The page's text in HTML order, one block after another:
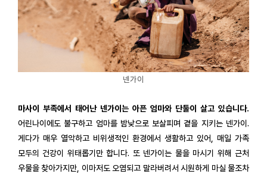
넨가이
마사이 부족에서 태어난 넨가이는 아픈 엄마와 단둘이 살고 있습니다.
어린나이에도 불구하고 엄마를 밤낮으로 보살피며 곁을 지키는 넨가이.
게다가 매우 열악하고 비위생적인 환경에서 생활하고 있어, 매일 가족
모두의 건강이 위태롭기만 합니다. 또 넨가이는 물을 마시기 위해 근처
우물을 찾아가지만, 이마저도 오염되고 말라버려서 시원하게 마실 물조차